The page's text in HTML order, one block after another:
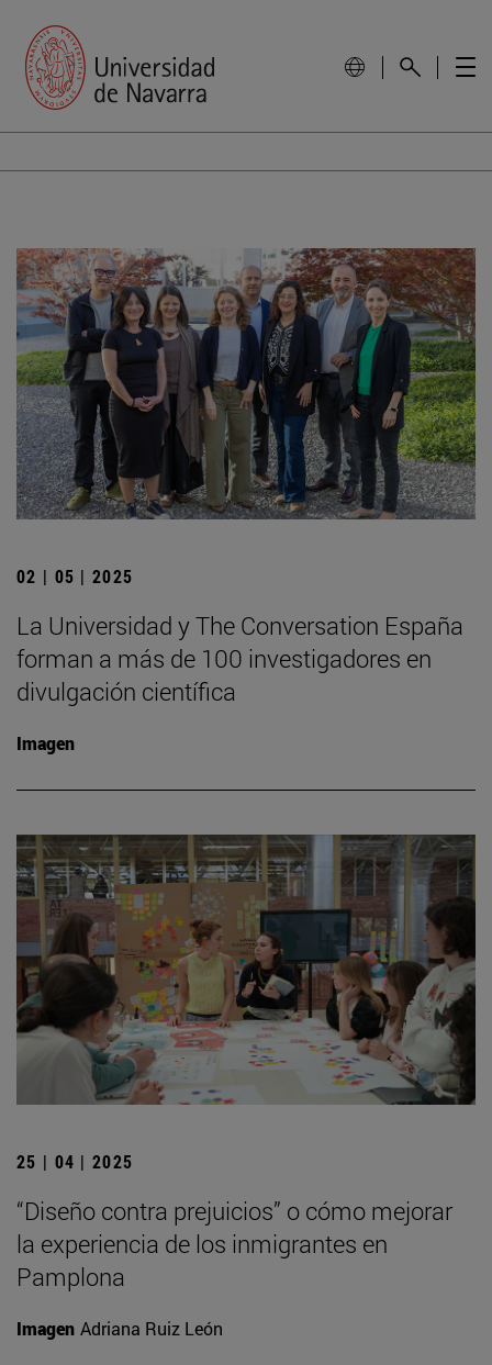
02 | 05 | 2025
La Universidad y The Conversation España
forman a más de 100 investigadores en
divulgación científica
Imagen
25 | 04 | 2025
“Diseño contra prejuicios” o cómo mejorar
la experiencia de los inmigrantes en
Pamplona
Imagen Adriana Ruiz León